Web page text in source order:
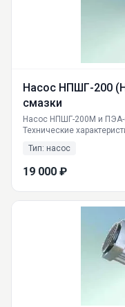
Насос НПШГ-200
смазки
Насос НПШГ-200М и ПЭА-
Технические
Тип: насос
19 000 ₽